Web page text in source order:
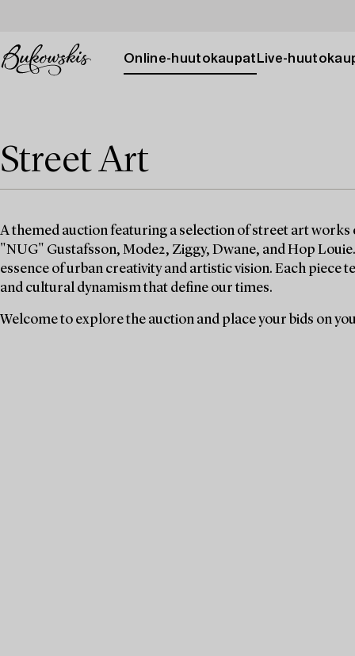
Online-huutokaupat Live-
Street Art
A themed auction featuring a selection of street art works
"NUG" Gustafsson, Mode2, Ziggy, Dwane, and Hop
essence of urban creativity and artistic vision. Each piece
and cultural dynamism that define our times.
Welcome to explore the auction and place your bids on